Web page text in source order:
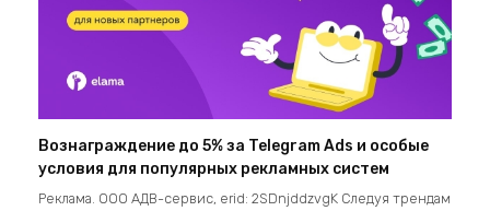
Вознаграждение до 5% за Telegram Ads и особые
условия для популярных рекламных систем
Реклама. ООО АДВ-сервис, erid: 2SDnjddzvgK Следуя трендам